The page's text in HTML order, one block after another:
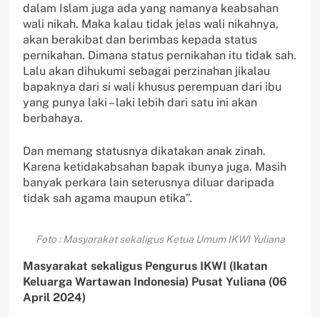
dalam Islam juga ada yang namanya keabsahan
wali nikah. Maka kalau tidak jelas wali nikahnya,
akan berakibat dan berimbas kepada status
pernikahan. Dimana status pernikahan itu tidak sah.
Lalu akan dihukumi sebagai perzinahan jikalau
bapaknya dari si wali khusus perempuan dari ibu
yang punya laki – laki lebih dari satu ini akan
berbahaya.
Dan memang statusnya dikatakan anak zinah.
Karena ketidakabsahan bapak ibunya juga. Masih
banyak perkara lain seterusnya diluar daripada
tidak sah agama maupun etika”.
Foto : Masyarakat sekaligus Ketua Umum IKWI Yuliana
Masyarakat sekaligus Pengurus IKWI (Ikatan
Keluarga Wartawan Indonesia) Pusat Yuliana (06
April 2024)